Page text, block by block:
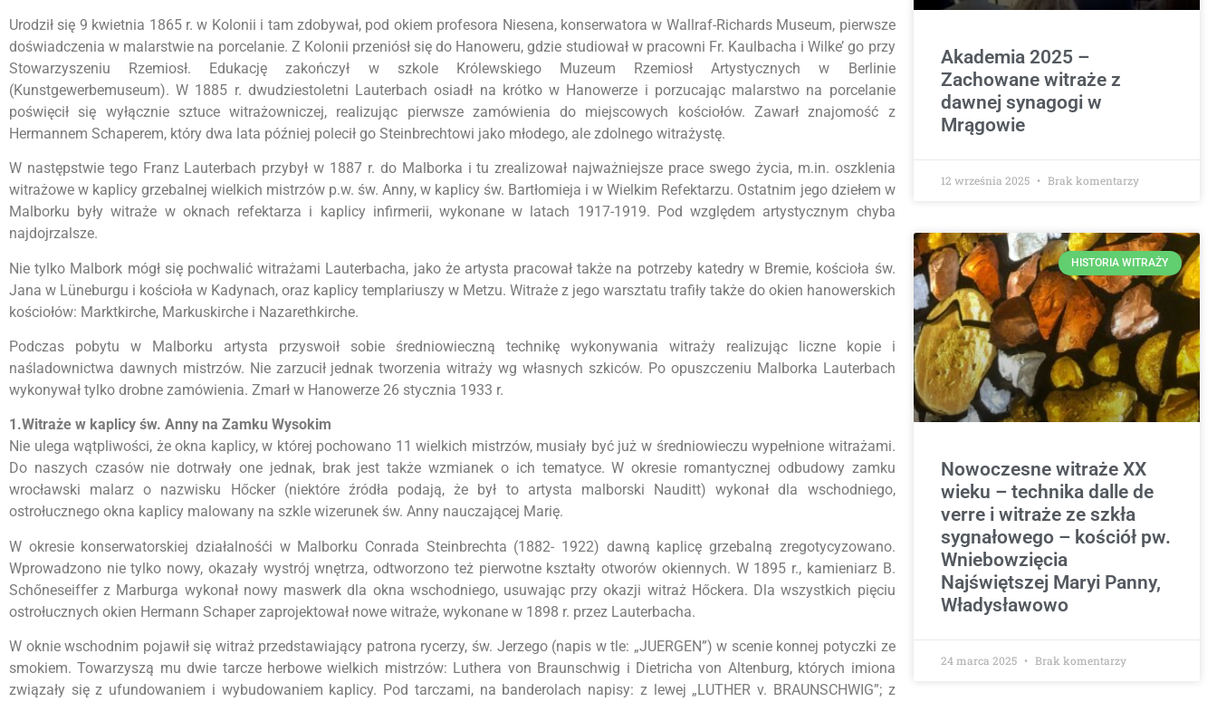
Urodził się 9 kwietnia 1865 r. w Kolonii i tam zdobywał, pod okiem profesora Niesena, konserwatora w Wallraf-Richards Museum, pierwsze
doświadczenia w malarstwie na porcelanie. Z Kolonii przeniósł się do Hanoweru, gdzie studiował w pracowni Fr. Kaulbacha i Wilke’ go przy
Stowarzyszeniu Rzemiosł. Edukację zakończył w szkole Królewskiego Muzeum Rzemiosł Artystycznych w Berlinie
(Kunstgewerbemuseum). W 1885 r. dwudziestoletni Lauterbach osiadł na krótko w Hanowerze i porzucając malarstwo na porcelanie
poświęcił się wyłącznie sztuce witrażowniczej, realizując pierwsze zamówienia do miejscowych kościołów. Zawarł znajomość z
Hermannem Schaperem, który dwa lata później polecił go Steinbrechtowi jako młodego, ale zdolnego witrażystę.
W następstwie tego Franz Lauterbach przybył w 1887 r. do Malborka i tu zrealizował najważniejsze prace swego życia, m.in. oszklenia
witrażowe w kaplicy grzebalnej wielkich mistrzów p.w. św. Anny, w kaplicy św. Bartłomieja i w Wielkim Refektarzu. Ostatnim jego dziełem w
Malborku były witraże w oknach refektarza i kaplicy infirmerii, wykonane w latach 1917-1919. Pod względem artystycznym chyba
najdojrzalsze.
Nie tylko Malbork mógł się pochwalić witrażami Lauterbacha, jako że artysta pracował także na potrzeby katedry w Bremie, kościoła św.
Jana w Lüneburgu i kościoła w Kadynach, oraz kaplicy templariuszy w Metzu. Witraże z jego warsztatu trafiły także do okien hanowerskich
kościołów: Marktkirche, Markuskirche i Nazarethkirche.
Podczas pobytu w Malborku artysta przyswoił sobie średniowieczną technikę wykonywania witraży realizując liczne kopie i
naśladownictwa dawnych mistrzów. Nie zarzucił jednak tworzenia witraży wg własnych szkiców. Po opuszczeniu Malborka Lauterbach
wykonywał tylko drobne zamówienia. Zmarł w Hanowerze 26 stycznia 1933 r.
1.Witraże w kaplicy św. Anny na Zamku Wysokim
Nie ulega wątpliwości, że okna kaplicy, w której pochowano 11 wielkich mistrzów, musiały być już w średniowieczu wypełnione witrażami.
Do naszych czasów nie dotrwały one jednak, brak jest także wzmianek o ich tematyce. W okresie romantycznej odbudowy zamku
wrocławski malarz o nazwisku Hőcker (niektóre źródła podają, że był to artysta malborski Nauditt) wykonał dla wschodniego,
ostrołucznego okna kaplicy malowany na szkle wizerunek św. Anny nauczającej Marię.
W okresie konserwatorskiej działalnośći w Malborku Conrada Steinbrechta (1882- 1922) dawną kaplicę grzebalną zregotycyzowano.
Wprowadzono nie tylko nowy, okazały wystrój wnętrza, odtworzono też pierwotne kształty otworów okiennych. W 1895 r., kamieniarz B.
Schőneseiffer z Marburga wykonał nowy maswerk dla okna wschodniego, usuwając przy okazji witraż Hőckera. Dla wszystkich pięciu
ostrołucznych okien Hermann Schaper zaprojektował nowe witraże, wykonane w 1898 r. przez Lauterbacha.
W oknie wschodnim pojawił się witraż przedstawiający patrona rycerzy, św. Jerzego (napis w tle: „JUERGEN”) w scenie konnej potyczki ze
smokiem. Towarzyszą mu dwie tarcze herbowe wielkich mistrzów: Luthera von Braunschwig i Dietricha von Altenburg, których imiona
związały się z ufundowaniem i wybudowaniem kaplicy. Pod tarczami, na banderolach napisy: z lewej „LUTHER v. BRAUNSCHWIG”; z
Akademia 2025 –
Zachowane witraże z
dawnej synagogi w
Mrągowie
12 września 2025 Brak komentarzy
HISTORIA WITRAŻY
Nowoczesne witraże XX
wieku – technika dalle de
verre i witraże ze szkła
sygnałowego – kościół pw.
Wniebowzięcia
Najświętszej Maryi Panny,
Władysławowo
24 marca 2025 Brak komentarzy